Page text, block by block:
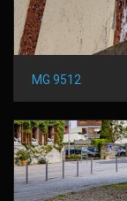
MG 9512